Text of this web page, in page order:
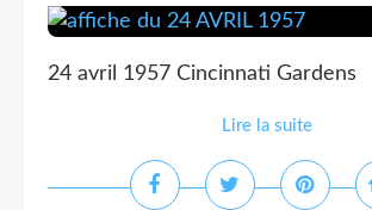
24 avril 1957 Cincinnati Gardens
Lire la suite